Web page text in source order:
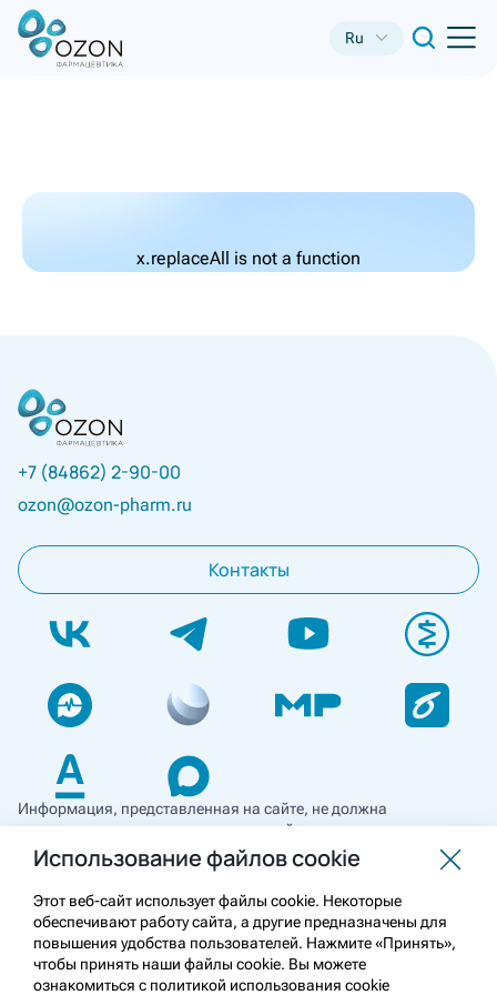
Ru
x.replaceAll is not a function
+7 (84862) 2-90-00
ozon@ozon-pharm.ru
Контакты
Информация, представленная на сайте, не должна
использоваться для самостоятельной диагностики и лечения
и не может служить заменой очной консультации врача. Перед
применением необходимо ознакомиться
с противопоказаниями препарата. Информация
о лекарственных средствах рецептурного отпуска
предназначена для медицинских и фармацевтических
работников.
Использование файлов cookie
Этот веб-сайт использует файлы cookie. Некоторые
обеспечивают работу сайта, а другие предназначены для
повышения удобства пользователей. Нажмите «Принять»,
чтобы принять наши файлы cookie. Вы можете
ознакомиться с политикой использования cookie